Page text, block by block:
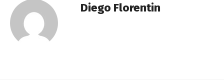
Diego Florentin